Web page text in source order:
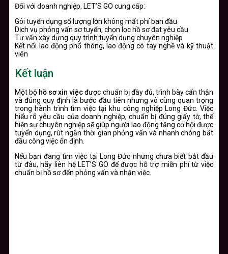
Đối với doanh nghiệp, LET’S GO cung cấp:
Gói tuyển dụng số lượng lớn không mất phí ban đầu
Dịch vụ phỏng vấn sơ tuyển, chọn lọc hồ sơ đạt yêu cầu
Tư vấn xây dựng quy trình tuyển dụng chuyên nghiệp
Kết nối lao động phổ thông, lao động có tay nghề và kỹ thuật
viên
Kết luận
Một bộ hồ sơ xin việcđược chuẩn bị đầy đủ, trình bày cẩn thận
và đúng quy định là bước đầu tiên nhưng vô cùng quan trọng
trong hành trình tìm việc tại khu công nghiệp Long Đức. Việc
hiểu rõ yêu cầu của doanh nghiệp, chuẩn bị đúng giấy tờ, thể
hiện sự chuyên nghiệp sẽ giúp người lao động tăng cơ hội được
tuyển dụng, rút ngắn thời gian phỏng vấn và nhanh chóng bắt
đầu công việc ổn định.
Nếu bạn đang tìm việc tại Long Đức nhưng chưa biết bắt đầu
từ đâu, hãy liên hệ LET’S GO để được hỗ trợ miễn phí từ việc
chuẩn bị hồ sơ đến phỏng vấn và nhận việc.